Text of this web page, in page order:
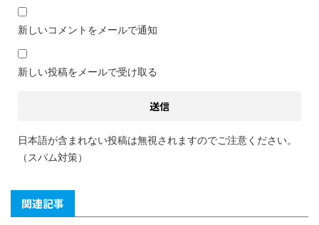
新しいコメントをメールで通知
新しい投稿をメールで受け取る
日本語が含まれない投稿は無視されますのでご注意ください。
（スパム対策）
関連記事